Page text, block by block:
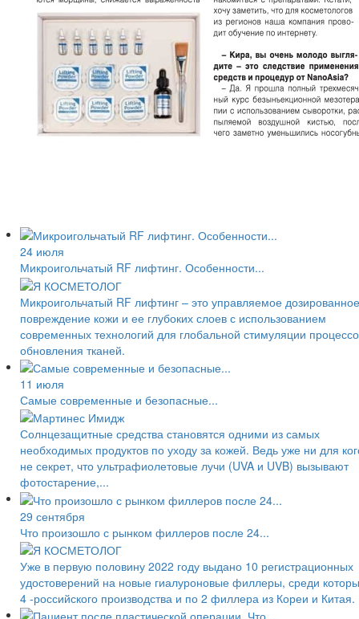
24 июля
Микроигольчатый RF лифтинг. Особенности...
Микроигольчатый RF лифтинг – это управляемое дозированное
повреждение кожи и ее глубоких слоев с использованием
современных технологий для глобальной стимуляции
обновления тканей.
11 июля
Самые современные и безопасные...
Солнцезащитные средства становятся одними из самых
необходимых продуктов по уходу за кожей. Ведь уже ни для
не секрет, что ультрафиолетовые лучи (UVA и UVB) вызывают
фотостарение,...
29 сентября
Что произошло с рынком филлеров после 24...
Уже в первую половину 2022 году выдано 10 регистрационных
удостоверений на новые гиалуроновые филлеры, среди
4 -российского производства и по 2 филлера из Кореи и Китая.